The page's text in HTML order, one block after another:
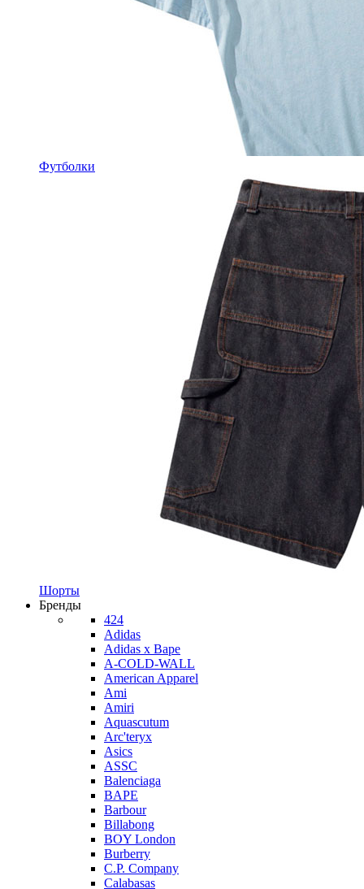
Футболки
Шорты
Бренды
424
Adidas
Adidas x Bape
A-COLD-WALL
American Apparel
Ami
Amiri
Aquascutum
Arc'teryx
Asics
ASSC
Balenciaga
BAPE
Barbour
Billabong
BOY London
Burberry
C.P. Company
Calabasas